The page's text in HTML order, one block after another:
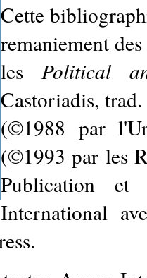
Cette
remaniement
lesPolitical
Castoriadis,
(©1988 par
(©1993 par les
Publication
International